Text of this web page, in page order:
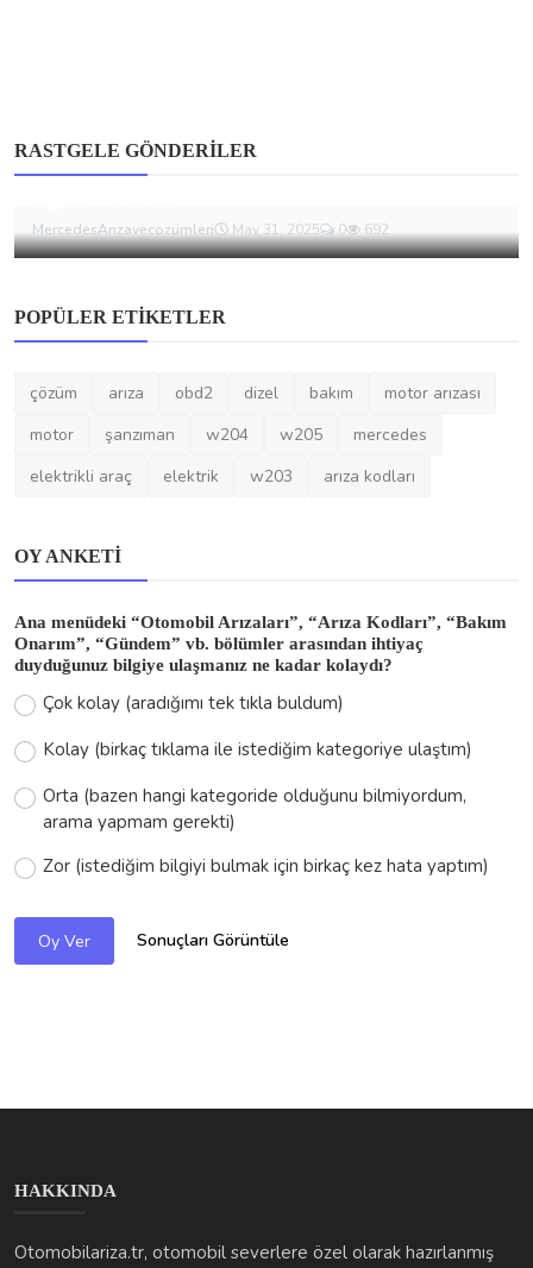
RASTGELE GÖNDERILER
Mercedes-Benz B 180 CDI İçin Dizel Motor,
MercedesArızavecozümleri May 31, 2025 0 692
POPÜLER ETIKETLER
çözüm arıza obd2 dizel bakım
motor arızası
motor
şanzıman w204 w205
mercedes
elektrikli araç
elektrik w203 arıza kodları
OY ANKETI
Ana menüdeki “Otomobil Arızaları”, “Arıza Kodları”, “Bakım
Onarım”, “Gündem” vb. bölümler arasından ihtiyaç
duyduğunuz bilgiye ulaşmanız ne kadar kolaydı?
Çok kolay (aradığımı tek tıkla buldum)
Kolay (birkaç tıklama ile istediğim kategoriye ulaştım)
Orta (bazen hangi kategoride olduğunu bilmiyordum,
arama yapmam gerekti)
Zor (istediğim bilgiyi bulmak için birkaç kez hata yaptım)
Oy Ver Sonuçları Görüntüle
HAKKINDA
Otomobilariza.tr, otomobil severlere özel olarak hazırlanmış